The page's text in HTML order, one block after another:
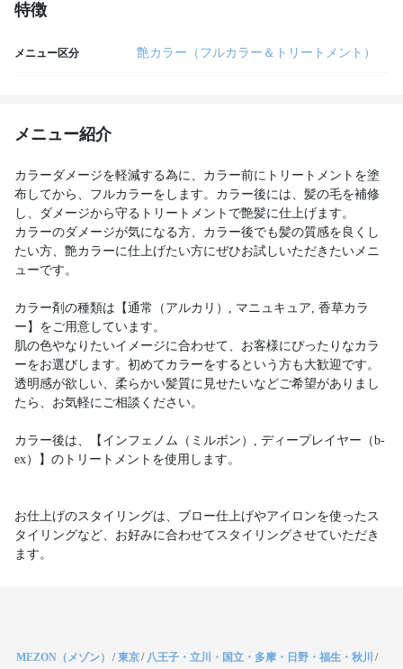
特徴
メニュー区分 艶カラー（フルカラー＆トリートメント）
メニュー紹介
カラーダメージを軽減する為に、カラー前にトリートメントを塗
布してから、フルカラーをします。カラー後には、髪の毛を補修
し、ダメージから守るトリートメントで艶髪に仕上げます。
カラーのダメージが気になる方、カラー後でも髪の質感を良くし
たい方、艶カラーに仕上げたい方にぜひお試しいただきたいメニ
ューです。
カラー剤の種類は【通常（アルカリ）, マニュキュア, 香草カラ
ー】をご用意しています。
肌の色やなりたいイメージに合わせて、お客様にぴったりなカラ
ーをお選びします。初めてカラーをするという方も大歓迎です。
透明感が欲しい、柔らかい髪質に見せたいなどご希望がありまし
たら、お気軽にご相談ください。
カラー後は、【インフェノム（ミルボン）, ディープレイヤー（b-
ex）】のトリートメントを使用します。
お仕上げのスタイリングは、ブロー仕上げやアイロンを使ったス
タイリングなど、お好みに合わせてスタイリングさせていただき
MEZON（メゾン） /東京/ 八王子・立川・国立・多摩・日野・福生・秋川 /